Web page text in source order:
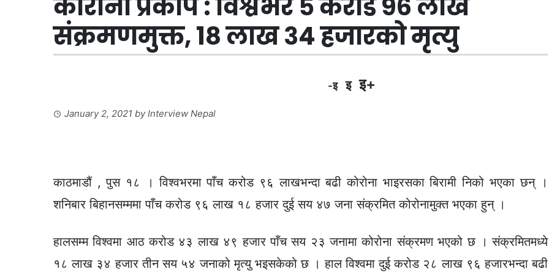
संक्रमणमुक्त, १८ लाख ३४ हजारको मृत्यु
-इ इ इ+
January 2, 2021 byInterview Nepal
काठमाडौं , पुस १८ । विश्वभरमा पाँच करोड ९६ लाखभन्दा बढी कोरोना भाइरसका बिरामी निको भएका छन् ।
शनिबार बिहानसम्ममा पाँच करोड ९६ लाख १८ हजार दुई सय ४७ जना संक्रमित कोरोनामुक्त भएका हुन् ।
हालसम्म विश्वमा आठ करोड ४३ लाख ४९ हजार पाँच सय २३ जनामा कोरोना संक्रमण भएको छ । संक्रमितमध्ये
१८ लाख ३४ हजार तीन सय ५४ जनाको मृत्यु भइसकेको छ । हाल विश्वमा दुई करोड २८ लाख ९६ हजारभन्दा बढी